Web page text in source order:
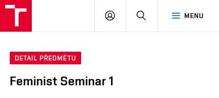
MENU
PŘIHLÁSIT
DETAIL PŘEDMĚTU
Feminist Seminar 1